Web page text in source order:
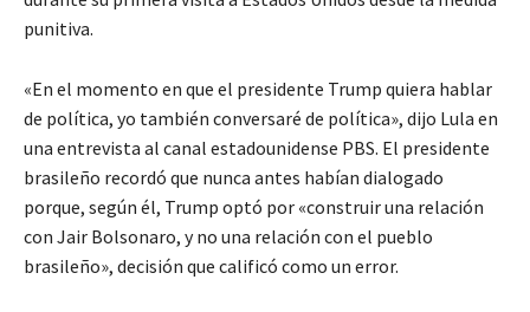
punitiva.
«En el momento en que el presidente Trump quiera hablar
de política, yo también conversaré de política», dijo Lula en
una entrevista al canal estadounidense PBS. El presidente
brasileño recordó que nunca antes habían dialogado
porque, según él, Trump optó por «construir una relación
con Jair Bolsonaro, y no una relación con el pueblo
brasileño», decisión que calificó como un error.